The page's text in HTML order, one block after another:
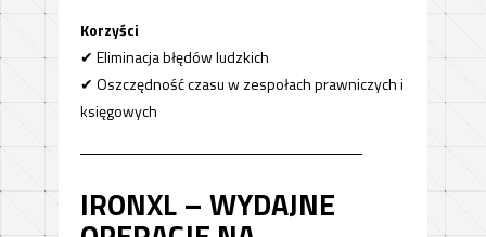
Korzyści
✔ Eliminacja błędów ludzkich
✔ Oszczędność czasu w zespołach prawniczych i
księgowych
──────────────────────────
IRONXL – WYDAJNE